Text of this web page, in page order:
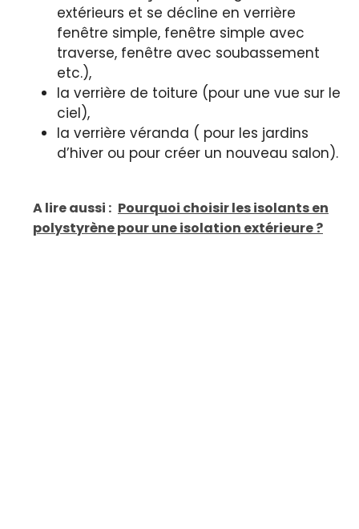
extérieurs et se décline en verrière
fenêtre simple, fenêtre simple avec
traverse, fenêtre avec soubassement
etc.),
la verrière de toiture (pour une vue sur le
ciel),
la verrière véranda ( pour les jardins
d’hiver ou pour créer un nouveau salon).
A lire aussi : Pourquoi choisir les isolants en
polystyrène pour une isolation extérieure ?